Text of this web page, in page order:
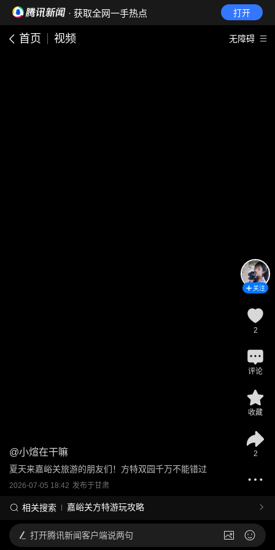
· 获取全网一手热点 打开
首页 视频 无障碍
@小煊在干嘛
夏天来嘉峪关旅游的朋友们！方特双园千万不能错过
2026-07-05 18:42 发布于甘肃
相关搜索 嘉峪关方特游玩攻略
关注
2
评论
收藏
2
打开腾讯新闻客户端说两句